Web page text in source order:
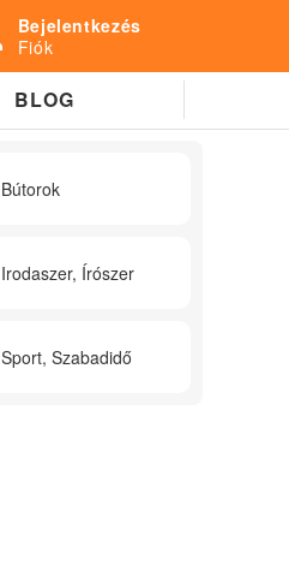
Bejelentkezés
Fiók
BLOG
Bútorok
Irodaszer, Írószer
Sport, Szabadidő